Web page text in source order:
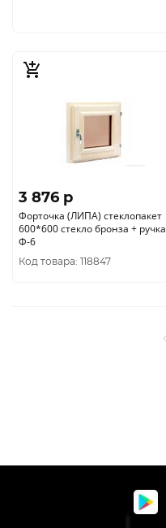
3 876 p
Форточка (ЛИПА) стеклопакет
600*600 стекло бронза + ручка
Ф-6
Код товара: 118847